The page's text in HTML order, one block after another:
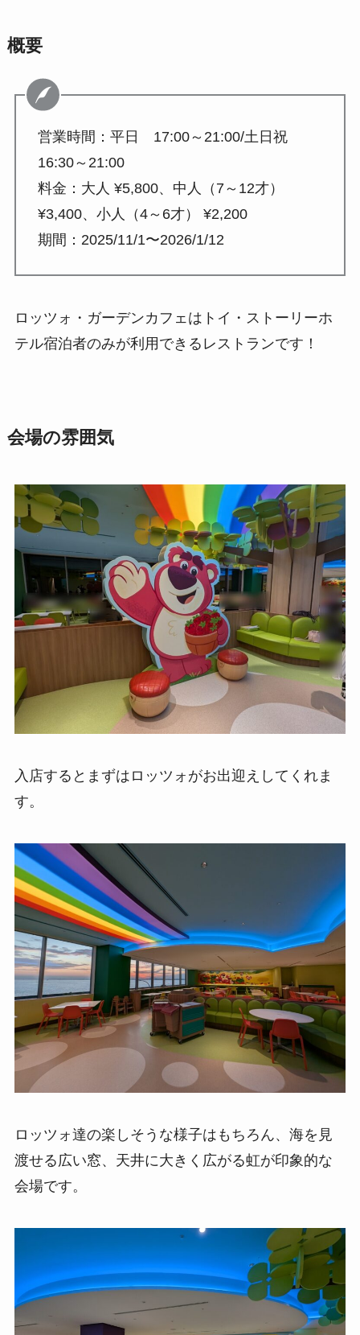
概要
営業時間：平日 17:00～21:00/土日祝
16:30～21:00
料金：大人 ¥5,800、中人（7～12才）
¥3,400、小人（4～6才） ¥2,200
期間：2025/11/1〜2026/1/12
ロッツォ・ガーデンカフェはトイ・ストーリーホ
テル宿泊者のみが利用できるレストランです！
会場の雰囲気
入店するとまずはロッツォがお出迎えしてくれま
す。
ロッツォ達の楽しそうな様子はもちろん、海を見
渡せる広い窓、天井に大きく広がる虹が印象的な
会場です。